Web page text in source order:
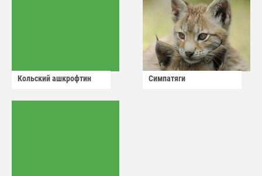
Кольский ашкрофтин Симпатяги